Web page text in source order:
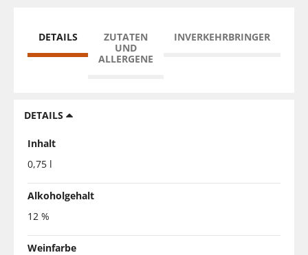
DETAILS
ZUTATEN
UND
ALLERGENE
INVERKEHRBRINGER
DETAILS
Inhalt
0,75 l
Alkoholgehalt
12 %
Weinfarbe